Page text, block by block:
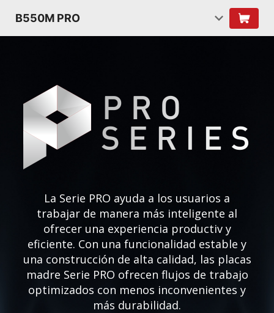
B550M PRO
La Serie PRO ayuda a los usuarios a
trabajar de manera más inteligente al
ofrecer una experiencia productiv y
eficiente. Con una funcionalidad estable y
una construcción de alta calidad, las placas
madre Serie PRO ofrecen flujos de trabajo
optimizados con menos inconvenientes y
más durabilidad.